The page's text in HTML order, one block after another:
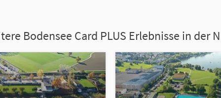
Bodensee Card PLUS Erlebnisse in der